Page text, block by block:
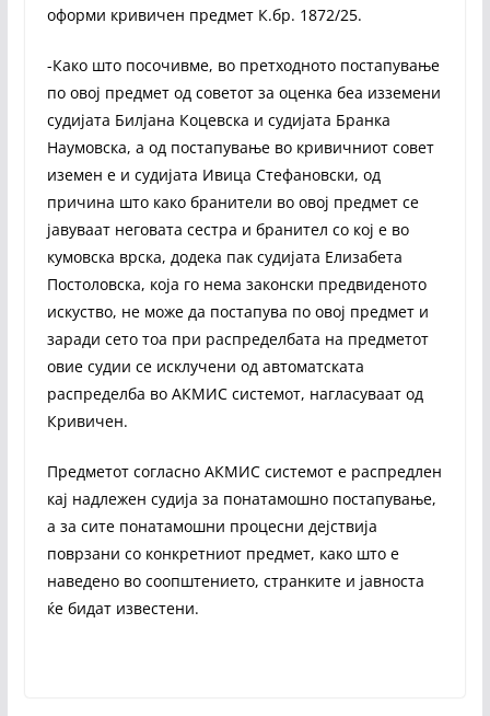
оформи кривичен предмет К.бр. 1872/25.
-Како што посочивме, во претходното постапување
по овој предмет од советот за оценка беа изземени
судијата Билјана Коцевска и судијата Бранка
Наумовска, а од постапување во кривичниот совет
иземен е и судијата Ивица Стефановски, од
причина што како бранители во овој предмет се
јавуваат неговата сестра и бранител со кој е во
кумовска врска, додека пак судијата Елизабета
Постоловска, која го нема законски предвиденото
искуство, не може да постапува по овој предмет и
заради сето тоа при распределбата на предметот
овие судии се исклучени од автоматската
распределба во АКМИС системот, нагласуваат од
Кривичен.
Предметот согласно АКМИС системот е распредлен
кај надлежен судија за понатамошно постапување,
а за сите понатамошни процесни дејствија
поврзани со конкретниот предмет, како што е
наведено во соопштението, странките и јавноста
ќе бидат известени.